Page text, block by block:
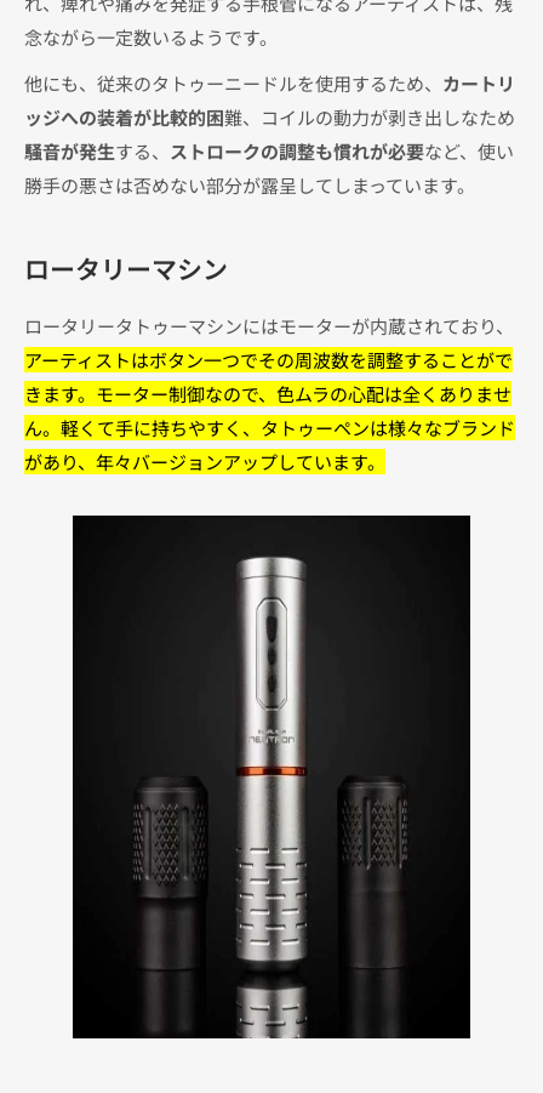
念ながら一定数いるようです。
他にも、従来のタトゥーニードルを使用するため、 カートリ
ッジへの装着が比較的困難、コイルの動力が剥き出しなため
騒音が発生する、 ストロークの調整も慣れが必要など、使い
勝手の悪さは否めない部分が露呈してしまっています。
ロータリーマシン
ロータリータトゥーマシンにはモーターが内蔵されており、
アーティストはボタン一つでその周波数を調整することがで
きます。モーター制御なので、色ムラの心配は全くありませ
ん。軽くて手に持ちやすく、タトゥーペンは様々なブランド
があり、年々バージョンアップしています。